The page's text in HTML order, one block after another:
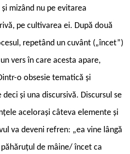
mizând nu pe evitarea
pe cultivarea ei. După două
repetând un cuvânt („încet”)
vers în care acesta apare,
o obsesie tematică și
și una discursivă. Discursul se
acelorași câteva elemente și
va deveni refren: „ea vine lângă
de mâine/ încet ca